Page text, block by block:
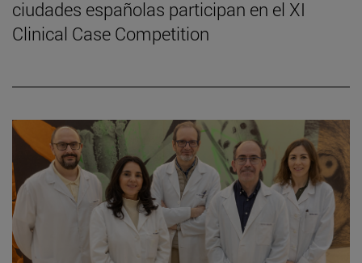
ciudades españolas participan en el XI
Clinical Case Competition